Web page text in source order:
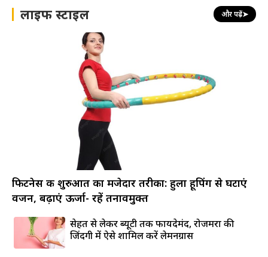
लाइफ स्टाइल और पढ़ें➤
फिटनेस की शुरुआत का मजेदार तरीका: हुला हूपिंग से घटाएं
वजन, बढ़ाएं ऊर्जा- रहें तनावमुक्त
सेहत से लेकर ब्यूटी तक फायदेमंद, रोजमर्रा की
जिंदगी में ऐसे शामिल करें लेमनग्रास